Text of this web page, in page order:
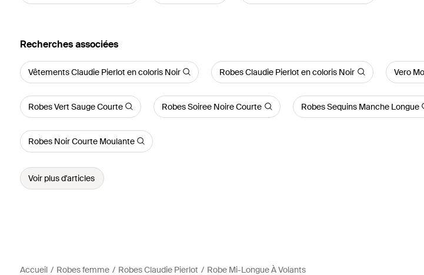
Recherches associées
Vêtements Claudie Pierlot en coloris Noir Robes Claudie Pierlot en coloris Noir Vero
Robes Vert Sauge Courte Robes Soiree Noire Courte Robes Sequins Manche Longue
Robes Noir Courte Moulante
Voir plus d'articles
Accueil Robes femme Robes Claudie Pierlot Robe Mi-Longue À Volants